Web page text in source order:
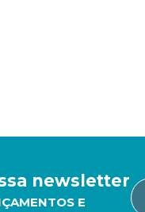
newsletter
E